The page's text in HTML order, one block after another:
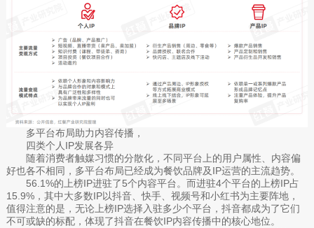
多平台布局助力内容传播，
四类个人IP发展各异
随着消费者触媒习惯的分散化，不同平台上的用户属性、内容偏
好也各不相同，多平台布局已经成为餐饮品牌及IP运营的主流趋势。
56.1%的上榜IP进驻了5个内容平台。而进驻4个平台的上榜IP占
15.9%，其中大多数IP以抖音、快手、视频号和小红书为主要阵地，
值得注意的是，无论上榜IP选择入驻多少个平台，抖音都成为了它们
不可或缺的标配，体现了抖音在餐饮IP内容传播中的核心地位。